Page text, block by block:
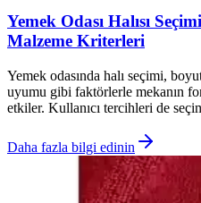
Yemek Odası Halısı
Malzeme Kriterleri
Yemek odasında halı seçimi,
uyumu gibi faktörlerle mekanın
etkiler. Kullanıcı tercihleri de
Daha fazla bilgi edinin